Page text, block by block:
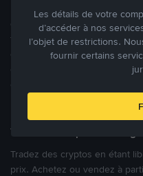
réalisation de trades en
de paiement et plus de 100
facilement acheter, vendre et
directement avec d’autres
et leurs modes de paiement
Tradez à des prix
Tradez des cryptos en étant
prix. Achetez ou vendez à
Les détails de votre
d’accéder à nos
l’objet de restrictions.
fournir certains